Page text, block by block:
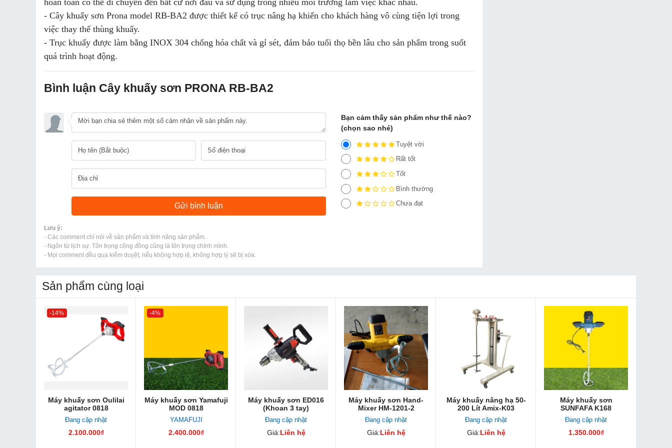
- Cây khuấy sơn Prona model RB-BA2 được thiết kế có trục nâng hạ khiến cho khách hàng vô cùng tiện lợi trong
việc thay thế thùng khuấy.
- Trục khuấy được làm bằng INOX 304 chống hóa chất và gỉ sét, đảm bảo tuổi thọ bền lâu cho sản phẩm trong suốt
quá trình hoạt động.
Bình luận Cây khuấy sơn PRONA RB-BA2
Bạn cảm thấy sản phẩm như thế nào?
(chọn sao nhé)
Tuyệt vời
Rất tốt
Tốt
Bình thường
Chưa đạt
Lưu ý:
- Các comment chỉ nói về sản phẩm và tính năng sản phẩm.
- Ngôn từ lịch sự. Tôn trọng cộng đồng cũng là tôn trọng chính mình.
- Mọi comment đều qua kiểm duyệt, nếu không hợp lệ, không hợp lý sẽ bị xóa.
Sản phẩm cùng loại
-14%
Máy khuấy sơn Oulilai
agitator 0818
Đang cập nhật
2.100.000₫
-4%
Máy khuấy sơn Yamafuji
MOD 0818
YAMAFUJI
2.400.000₫
Máy khuấy sơn ED016
(Khoan 3 tay)
Đang cập nhật
Giá:Liên hệ
Máy khuấy sơn Hand-
Mixer HM-1201-2
Đang cập nhật
Giá:Liên hệ
Máy khuấy nâng hạ 50-
200 Lít Amix-K03
Đang cập nhật
Giá:Liên hệ
Máy khuấy sơn
SUNFAFA K168
Đang cập nhật
1.350.000₫